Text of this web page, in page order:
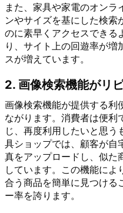
また、家具や家電のオンラ
ンやサイズを基にした検索
のに素早くアクセスできる
り、サイト上の回遊率が増
スが増えています。
2. 画像検索機能がリ
画像検索機能が提供する利
ながります。消費者は便利
じ、再度利用したいと思う
具ショップでは、顧客が自
真をアップロードし、似た
しています。この機能によ
合う商品を簡単に見つける
ー率を誇ります。